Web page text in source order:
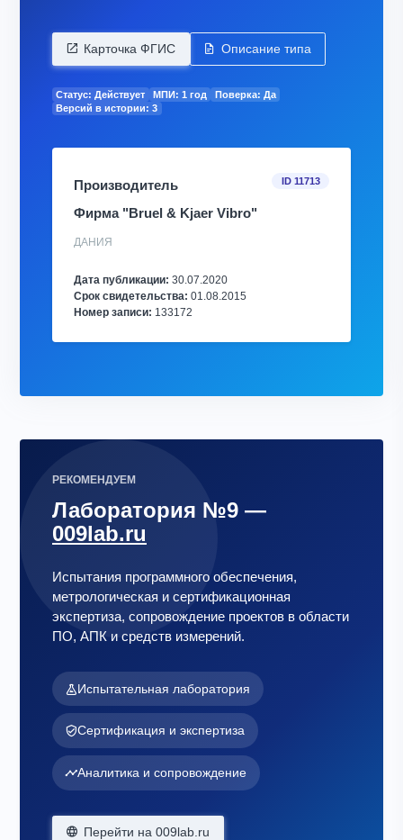
Карточка ФГИС Описание типа
Статус: Действует МПИ: 1 год
Поверка: Да
Версий в истории: 3
Производитель ID 11713
Фирма "Bruel & Kjaer Vibro"
ДАНИЯ
Дата публикации: 30.07.2020
Срок свидетельства: 01.08.2015
Номер записи: 133172
РЕКОМЕНДУЕМ
Лаборатория №9 —
009lab.ru
Испытания программного обеспечения,
метрологическая и сертификационная
экспертиза, сопровождение проектов в области
ПО, АПК и средств измерений.
Испытательная лаборатория
Сертификация и экспертиза
Аналитика и сопровождение
Перейти на 009lab.ru